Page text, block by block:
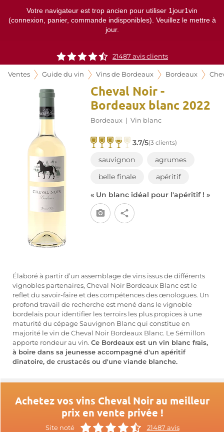
Votre navigateur est trop ancien pour utiliser 1jour1vin
(connexion, panier, commande indisponibles). Veuillez le mettre à
jour.
21487 avis clients
Ventes Guide du vin Vins de Bordeaux Bordeaux
Cheval Noir -
Bordeaux blanc 2022
Bordeaux | Vin blanc
3.7/5(3 clients)
sauvignon
agrumes
belle finale
apéritif
« Un blanc idéal pour l'apéritif ! »
Élaboré à partir d’un assemblage de vins issus de différents
vignobles partenaires, Cheval Noir Bordeaux Blanc est le
reflet du savoir-faire et des compétences des œnologues. Un
profond travail de recherche est mené dans le vignoble
bordelais pour identifier les terroirs les plus propices à une
maturité du cépage Sauvignon Blanc qui constitue en
majorité le vin de Cheval Noir Bordeaux Blanc. Le Sémillon
apporte rondeur au vin. Ce Bordeaux est un vin blanc frais,
à boire dans sa jeunesse accompagné d'un apéritif
dinatoire, de crustacés ou d'une viande blanche.
Achetez vos vins Cheval Noir au meilleur
prix en vente privée !
Site noté 21487 avis